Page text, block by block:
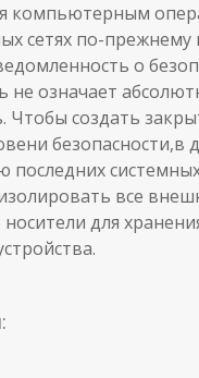
компьютерным
сетях по-
о
не означает
Чтобы создать
безопасности,в
последних
все
для